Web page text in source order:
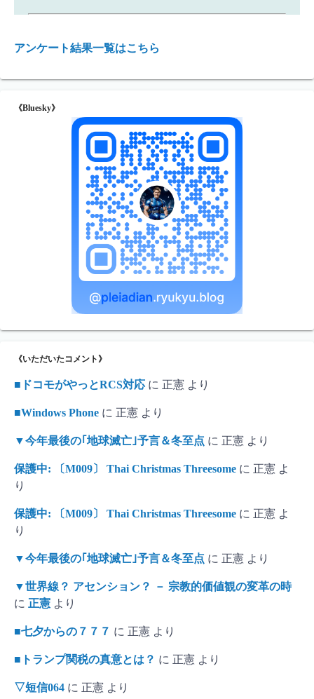
アンケート結果一覧はこちら
《Bluesky》
《いただいたコメント》
■ドコモがやっとRCS対応 に 正憲 より
■Windows Phone に 正憲 より
▼今年最後の｢地球滅亡｣予言＆冬至点 に 正憲 より
保護中: 〔M009〕 Thai Christmas Threesome に 正憲 よ
り
保護中: 〔M009〕 Thai Christmas Threesome に 正憲 よ
り
▼今年最後の｢地球滅亡｣予言＆冬至点 に 正憲 より
▼世界線？ アセンション？ － 宗教的価値観の変革の時
に 正憲 より
■七夕からの７７７ に 正憲 より
■トランプ関税の真意とは？ に 正憲 より
▽短信064 に 正憲 より